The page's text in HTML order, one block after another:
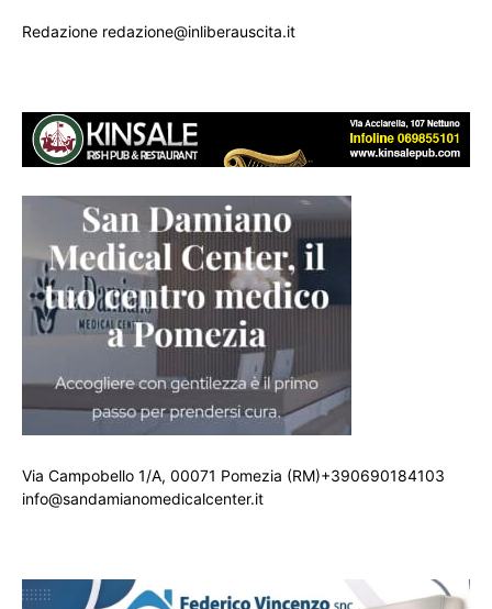
Redazione redazione@inliberauscita.it
Via Campobello 1/A, 00071 Pomezia (RM)+390690184103
info@sandamianomedicalcenter.it